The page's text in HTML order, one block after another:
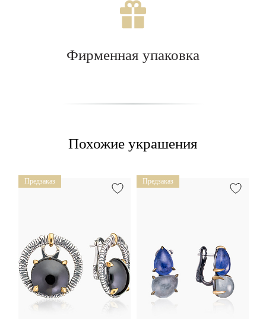
Фирменная упаковка
Похожие украшения
Предзаказ Предзаказ